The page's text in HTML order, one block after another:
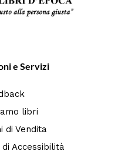
e Servizi
libri
di Vendita
Accessibilità